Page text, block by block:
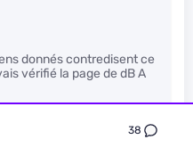
38
donnés contredisent ce
vérifié la page de dB A